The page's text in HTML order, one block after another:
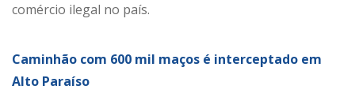
comércio ilegal no país.
Caminhão com 600 mil maços é interceptado em
Alto Paraíso